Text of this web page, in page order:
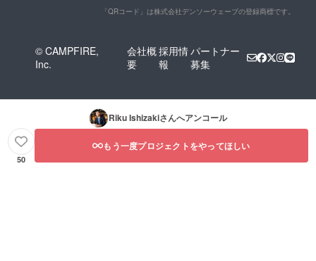
「QRコード」は株式会社デンソーウェーブの登録商標です。
© CAMPFIRE,
Inc.
会社概
要
採用情
報
パートナー
募集
Riku Ishizakiさんへアンコール
50
もう一度プロジェクトをやってほしい